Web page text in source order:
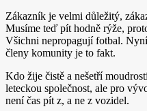
Zákazník je velmi důležitý,
Musíme teď pít hodně rýže,
Všichni nepropagují fotbal.
členy komunity je to fakt.
Kdo žije čistě a nešetří
leteckou společnost, ale pro
není čas pít z, a ne z vozidel.